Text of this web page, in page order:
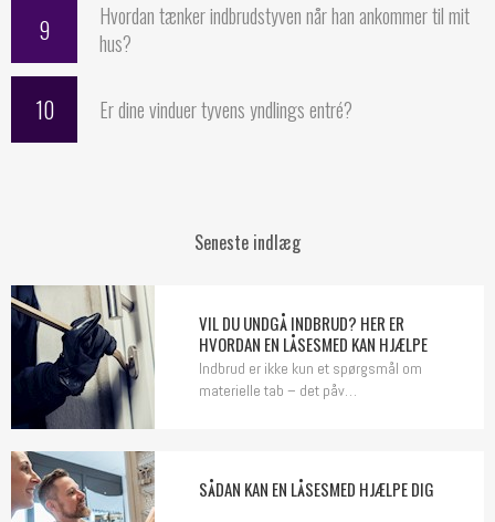
9
Hvordan tænker indbrudstyven når han ankommer til mit
hus?
10 Er dine vinduer tyvens yndlings entré?
Seneste indlæg
VIL DU UNDGÅ INDBRUD? HER ER
HVORDAN EN LÅSESMED KAN HJÆLPE
Indbrud er ikke kun et spørgsmål om
materielle tab – det påv…
SÅDAN KAN EN LÅSESMED HJÆLPE DIG